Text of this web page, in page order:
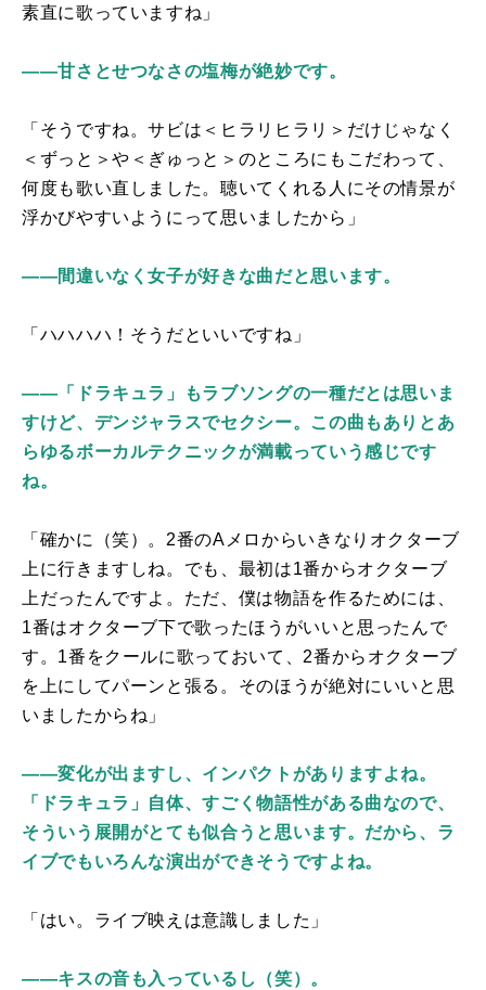
素直に歌っていますね」
――甘さとせつなさの塩梅が絶妙です。
「そうですね。サビは＜ヒラリヒラリ＞だけじゃなく
＜ずっと＞や＜ぎゅっと＞のところにもこだわって、
何度も歌い直しました。聴いてくれる人にその情景が
浮かびやすいようにって思いましたから」
――間違いなく女子が好きな曲だと思います。
「ハハハハ！そうだといいですね」
――「ドラキュラ」もラブソングの一種だとは思いま
すけど、デンジャラスでセクシー。この曲もありとあ
らゆるボーカルテクニックが満載っていう感じです
ね。
「確かに（笑）。2番のA メロからいきなりオクターブ
上に行きますしね。でも、最初は1番からオクターブ
上だったんですよ。ただ、僕は物語を作るためには、
1番はオクターブ下で歌ったほうがいいと思ったんで
す。1番をクールに歌っておいて、2番からオクターブ
を上にしてパーンと張る。そのほうが絶対にいいと思
いましたからね」
――変化が出ますし、インパクトがありますよね。
「ドラキュラ」自体、すごく物語性がある曲なので、
そういう展開がとても似合うと思います。だから、ラ
イブでもいろんな演出ができそうですよね。
「はい。ライブ映えは意識しました」
――キスの音も入っているし（笑）。